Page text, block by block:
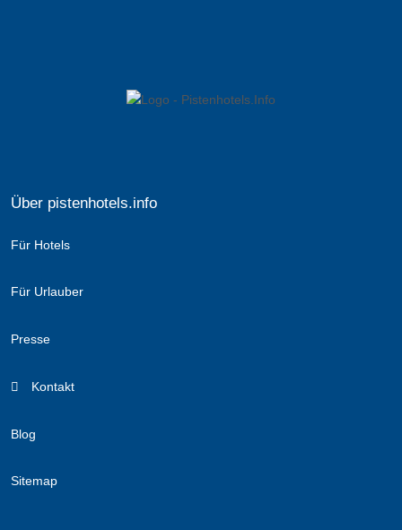
Über pistenhotels.info
Für Hotels
Für Urlauber
Presse
Kontakt
Blog
Sitemap